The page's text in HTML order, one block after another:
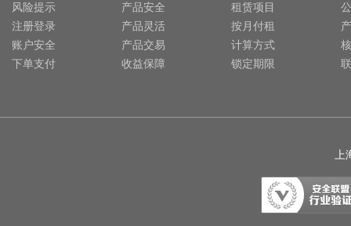
风险提示
注册登录
账户安全
下单支付
产品安全
产品灵活
产品交易
收益保障
租赁项目
按月付租
计算方式
锁定期限